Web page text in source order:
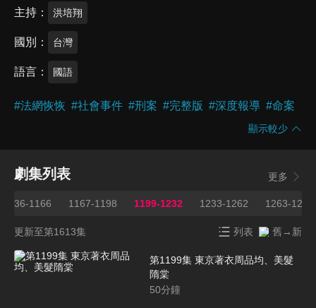
主持 洪培翔
國別 台灣
語言 國語
#法網恢恢 #社會事件 #刑案 #完整版 #深度報導 #命案
顯示較少
劇集列表 更多
1136-1166 1167-1198 1199-1232 1233-1262 1263-1295
更新至第1613集 列表 舊→新
第1199集 東京著衣周品均、美髮
隋棠
50分鐘